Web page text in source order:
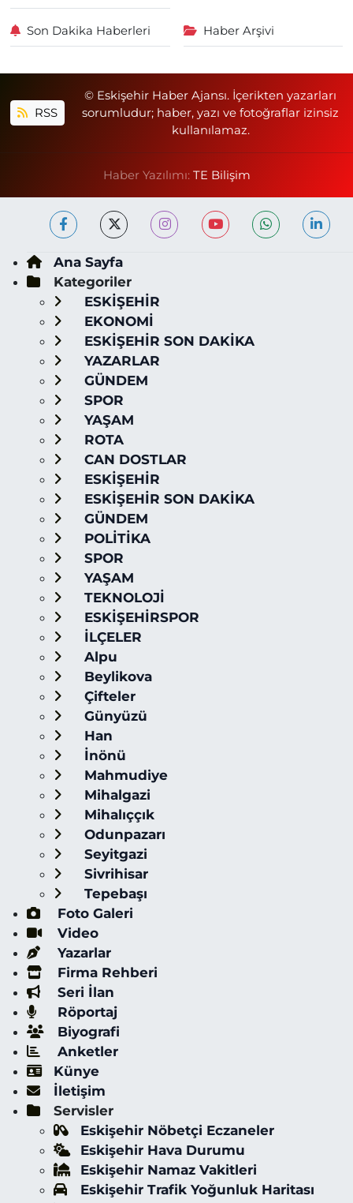
Son Dakika Haberleri Haber Arşivi
RSS
© Eskişehir Haber Ajansı. İçerikten yazarları
sorumludur; haber, yazı ve fotoğraflar izinsiz
kullanılamaz.
Haber Yazılımı: TE Bilişim
Ana Sayfa
Kategoriler
ESKİŞEHİR
EKONOMİ
ESKİŞEHİR SON DAKİKA
YAZARLAR
GÜNDEM
SPOR
YAŞAM
ROTA
CAN DOSTLAR
ESKİŞEHİR
ESKİŞEHİR SON DAKİKA
GÜNDEM
POLİTİKA
SPOR
YAŞAM
TEKNOLOJİ
ESKİŞEHİRSPOR
İLÇELER
Alpu
Beylikova
Çifteler
Günyüzü
Han
İnönü
Mahmudiye
Mihalgazi
Mihalıççık
Odunpazarı
Seyitgazi
Sivrihisar
Tepebaşı
Foto Galeri
Video
Yazarlar
Firma Rehberi
Seri İlan
Röportaj
Biyografi
Anketler
Künye
İletişim
Servisler
Eskişehir Nöbetçi Eczaneler
Eskişehir Hava Durumu
Eskişehir Namaz Vakitleri
Eskişehir Trafik Yoğunluk Haritası